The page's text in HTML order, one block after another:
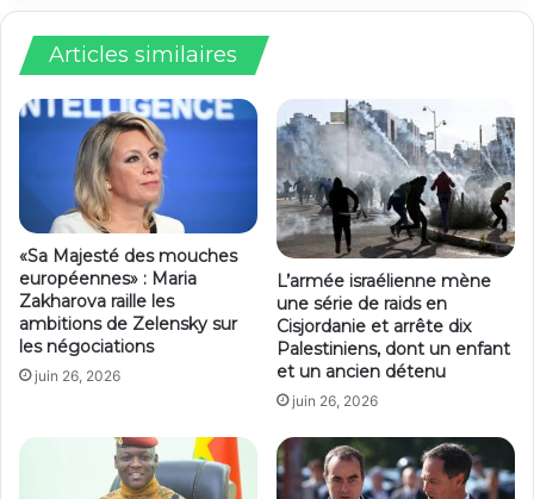
Articles similaires
«Sa Majesté des mouches
européennes» : Maria
Zakharova raille les
ambitions de Zelensky sur
les négociations
juin 26, 2026
L’armée israélienne mène
une série de raids en
Cisjordanie et arrête dix
Palestiniens, dont un enfant
et un ancien détenu
juin 26, 2026